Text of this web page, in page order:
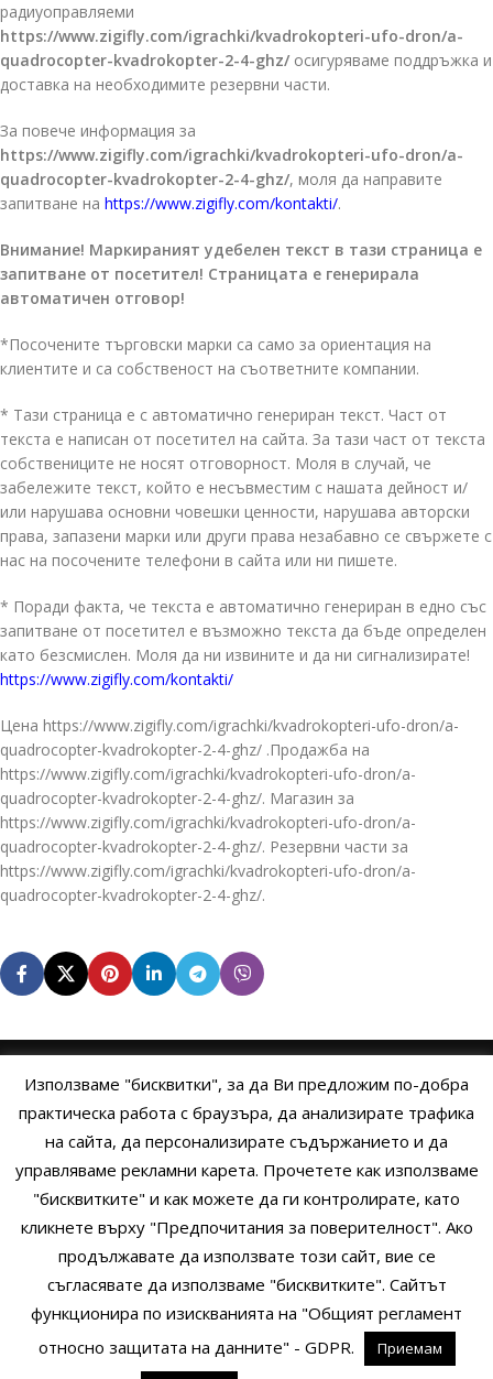
радиуоправляеми
https://www.zigifly.com/igrachki/kvadrokopteri-ufo-dron/a-
quadrocopter-kvadrokopter-2-4-ghz/ осигуряваме поддръжка и
доставка на необходимите резервни части.
За повече информация за
https://www.zigifly.com/igrachki/kvadrokopteri-ufo-dron/a-
quadrocopter-kvadrokopter-2-4-ghz/, моля да направите
запитване на https://www.zigifly.com/kontakti/.
Внимание! Маркираният удебелен текст в тази страница е
запитване от посетител! Страницата е генерирала
автоматичен отговор!
*Посочените търговски марки са само за ориентация на
клиентите и са собственост на съответните компании.
* Тази страница е с автоматично генериран текст. Част от
текста е написан от посетител на сайта. За тази част от текста
собствениците не носят отговорност. Моля в случай, че
забележите текст, който е несъвместим с нашата дейност и/
или нарушава основни човешки ценности, нарушава авторски
права, запазени марки или други права незабавно се свържете с
нас на посочените телефони в сайта или ни пишете.
* Поради факта, че текста е автоматично генериран в едно със
запитване от посетител е възможно текста да бъде определен
като безсмислен. Моля да ни извините и да ни сигнализирате!
https://www.zigifly.com/kontakti/
Цена https://www.zigifly.com/igrachki/kvadrokopteri-ufo-dron/a-
quadrocopter-kvadrokopter-2-4-ghz/ .Продажба на
https://www.zigifly.com/igrachki/kvadrokopteri-ufo-dron/a-
quadrocopter-kvadrokopter-2-4-ghz/. Магазин за
https://www.zigifly.com/igrachki/kvadrokopteri-ufo-dron/a-
quadrocopter-kvadrokopter-2-4-ghz/. Резервни части за
https://www.zigifly.com/igrachki/kvadrokopteri-ufo-dron/a-
quadrocopter-kvadrokopter-2-4-ghz/.
ОБЩИ УСЛОВИЯ УСЛОВИЯ И ПРАВИЛА
ПОЛИТИКА НА БИСКВИТКИТЕПОЛИТИКА ЗА ПОВЕРИТЕЛНОСТ
Copyright © 2014 - 2024 Zigifly.com — Developed by We Work With
You
Използваме "бисквитки", за да Ви предложим по-добра
практическа работа с браузъра, да анализирате трафика
на сайта, да персонализирате съдържанието и да
управляваме рекламни карета. Прочетете как използваме
"бисквитките" и как можете да ги контролирате, като
кликнете върху "Предпочитания за поверителност". Ако
продължавате да използвате този сайт, вие се
съгласявате да използваме "бисквитките". Сайтът
функционира по изискванията на "Общият регламент
относно защитата на данните" - GDPR.
Приемам